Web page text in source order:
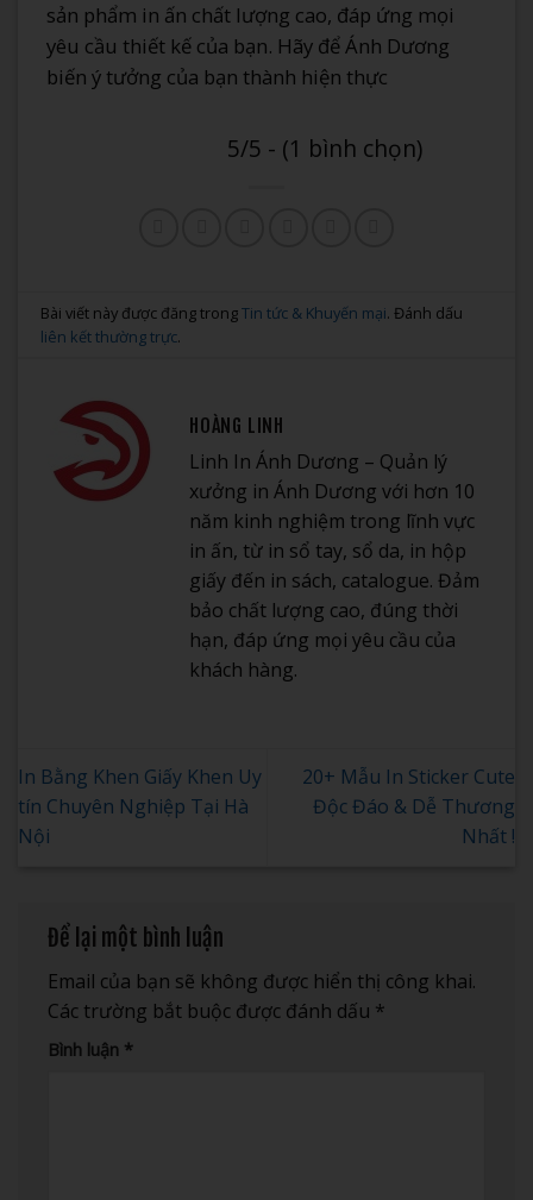
sản phẩm in ấn chất lượng cao, đáp ứng mọi
yêu cầu thiết kế của bạn. Hãy để Ánh Dương
biến ý tưởng của bạn thành hiện thực
5/5 - (1 bình chọn)
Bài viết này được đăng trongTin tức & Khuyến mại. Đánh dấu
liên kết thường trực.
HOÀNG LINH
Linh In Ánh Dương – Quản lý
xưởng in Ánh Dương với hơn 10
năm kinh nghiệm trong lĩnh vực
in ấn, từ in sổ tay, sổ da, in hộp
giấy đến in sách, catalogue. Đảm
bảo chất lượng cao, đúng thời
hạn, đáp ứng mọi yêu cầu của
khách hàng.
In Bằng Khen Giấy Khen Uy
tín Chuyên Nghiệp Tại Hà
Nội
20+ Mẫu In Sticker Cute
Độc Đáo & Dễ Thương
Nhất !
Để lại một bình luận
Email của bạn sẽ không được hiển thị công khai.
Các trường bắt buộc được đánh dấu *
Bình luận *